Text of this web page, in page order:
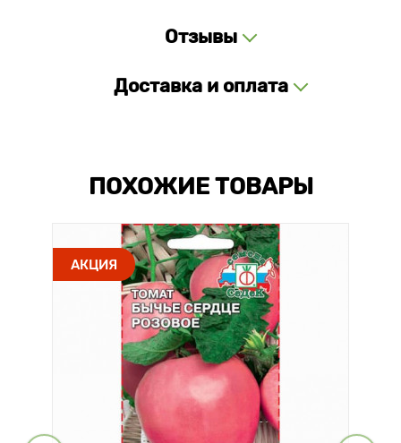
Отзывы
Доставка и оплата
ПОХОЖИЕ ТОВАРЫ
АКЦИЯ